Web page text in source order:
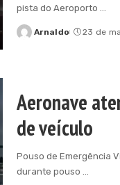
pista do Aeroporto
Posted
Arnaldo 23 de
Aeronave
de veículo
Pouso de Emergência
durante pouso